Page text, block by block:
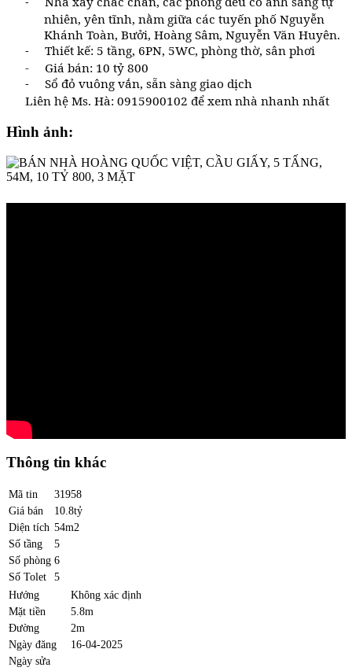
-
nhiên, yên tĩnh, nằm giữa các tuyến phố Nguyễn
Khánh Toàn, Bưởi, Hoàng Sâm, Nguyễn Văn Huyên.
-
Thiết kế: 5 tầng, 6PN, 5WC, phòng thờ, sân phơi
- Giá bán: 10 tỷ 800
-
Sổ đỏ vuông vắn, sẵn sàng giao dịch
Liên hệ Ms. Hà: 0915900102 để xem nhà nhanh nhất
Hình ảnh:
Thông tin khác
Mã tin
31958
Giá bán
10.8tỷ
Diện tích 54m2
Số tầng
5
Số phòng 6
Số Tolet
5
Hướng
Không xác định
Mặt tiền
5.8m
Đường
2m
Ngày đăng
16-04-2025
Ngày sửa